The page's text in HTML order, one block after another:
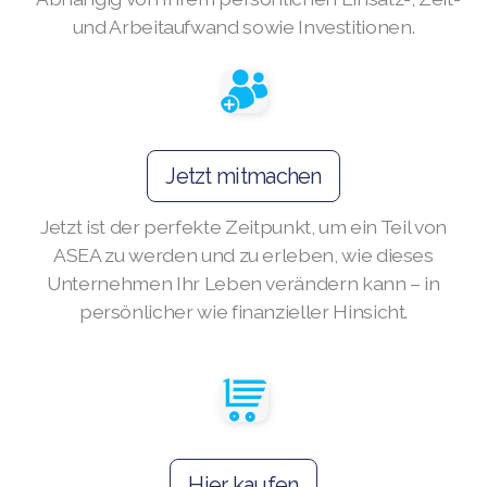
und Arbeitaufwand sowie Investitionen.
Jetzt mitmachen
Jetzt ist der perfekte Zeitpunkt, um ein Teil von
ASEA zu werden und zu erleben, wie dieses
Unternehmen Ihr Leben verändern kann – in
persönlicher wie finanzieller Hinsicht.
SEARCH ASEA COUNTRY
Join ASEA Australia (English)
Join ASEA Australia (中文(澳洲)
Join ASEA Belgium (Français)
Join ASEA Belgium (Nederlands)